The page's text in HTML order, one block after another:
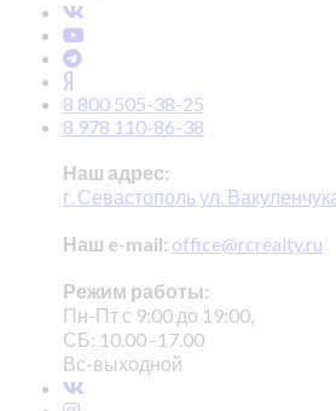
8 800 505-38-25
8 978 110-86-38
Наш адрес:
г. Севастополь ул.
Наш e-mail: office@rcrealty.ru
Режим работы:
Пн-Пт с 9:00 до 19:00,
СБ: 10.00 -17.00
Вс-выходной